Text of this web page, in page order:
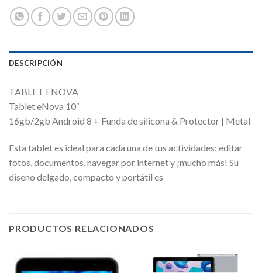
DESCRIPCIÓN
TABLET ENOVA
Tablet eNova 10″
16gb/2gb Android 8 + Funda de silicona & Protector | Metal
Esta tablet es ideal para cada una de tus actividades: editar
fotos, documentos, navegar por internet y ¡mucho más! Su
diseno delgado, compacto y portátil es
PRODUCTOS RELACIONADOS